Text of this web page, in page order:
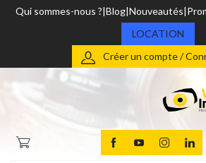
Qui sommes-nous ? Blog Nouveautés
LOCATION
Créer un compte /